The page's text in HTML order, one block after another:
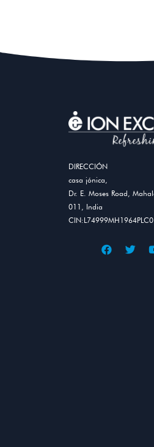
DIRECCIÓN
casa jónica,
Dr. E. Moses Road,
011, India